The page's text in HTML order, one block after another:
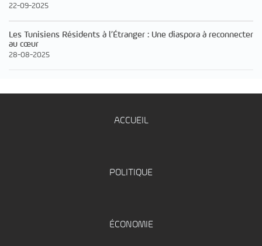
22-09-2025
Les Tunisiens Résidents à l’Étranger : Une diaspora à reconnecter
au cœur
28-08-2025
ACCUEIL
POLITIQUE
ÉCONOMIE